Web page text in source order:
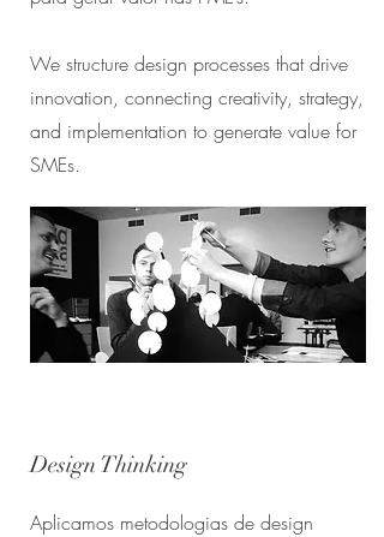
We structure design processes that drive
innovation, connecting creativity, strategy,
and implementation to generate value for
SMEs.
Design Thinking
Aplicamos metodologias de design